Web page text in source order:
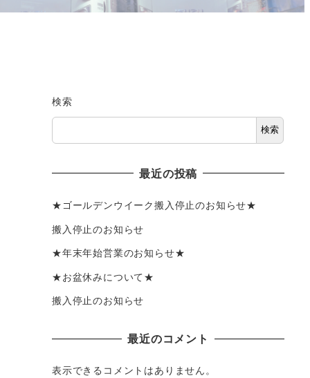
検索
検索
最近の投稿
★ゴールデンウイーク搬入停止のお知らせ★
搬入停止のお知らせ
★年末年始営業のお知らせ★
★お盆休みについて★
搬入停止のお知らせ
最近のコメント
表示できるコメントはありません。